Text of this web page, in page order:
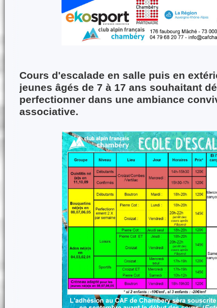
Cours d'escalade en salle puis en
jeunes âgés de 7 à 17 ans souhaitant
perfectionner dans une ambiance
associative.